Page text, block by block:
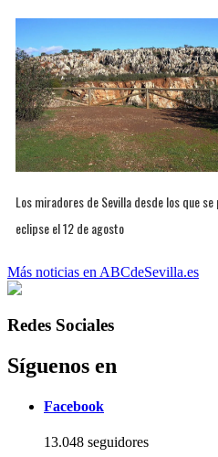
Los miradores de Sevilla desde los que
eclipse el 12 de agosto
Más noticias en ABCdeSevilla.es
Redes Sociales
Síguenos en
Facebook
13.048 seguidores